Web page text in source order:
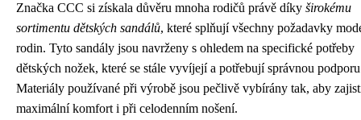
Značka CCC si získala důvěru mnoha rodičů právě díky širokému
sortimentu dětských sandálů, které splňují všechny požadavky
rodin. Tyto sandály jsou navrženy s ohledem na specifické potřeby
dětských nožek, které se stále vyvíjejí a potřebují správnou
Materiály používané při výrobě jsou pečlivě vybírány tak, aby
maximální komfort i při celodenním nošení.